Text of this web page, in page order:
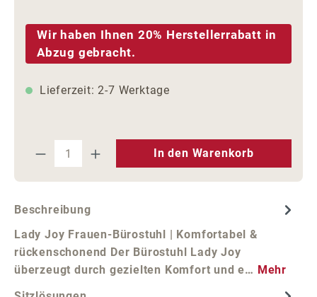
Wir haben Ihnen 20% Herstellerrabatt in
Abzug gebracht.
Lieferzeit: 2-7 Werktage
Produkt Anzahl: Gib den
In den Warenkorb
Beschreibung
Lady Joy Frauen-Bürostuhl | Komfortabel &
rückenschonend Der Bürostuhl Lady Joy
überzeugt durch gezielten Komfort und e… Mehr